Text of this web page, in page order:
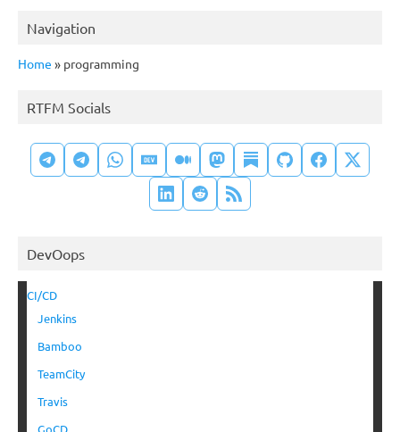
Navigation
Home » programming
RTFM Socials
DevOops
CI/CD
Jenkins
Bamboo
TeamCity
Travis
GoCD